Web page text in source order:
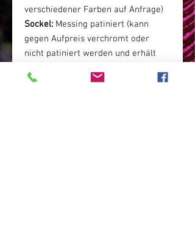
verschiedener Farben auf Anfrage)
Sockel: Messing patiniert (kann
gegen Aufpreis verchromt oder
nicht patiniert werden und erhält
von Messing)